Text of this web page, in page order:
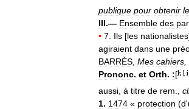
publique pour obtenir
III.— Ensemble des
• 7. Ils [les nationalistes
agiraient dans une
BARRÈS, Mes cahiers,
Prononc. et Orth. :[
aussi à titre de rem
1. 1474 « protection (d'